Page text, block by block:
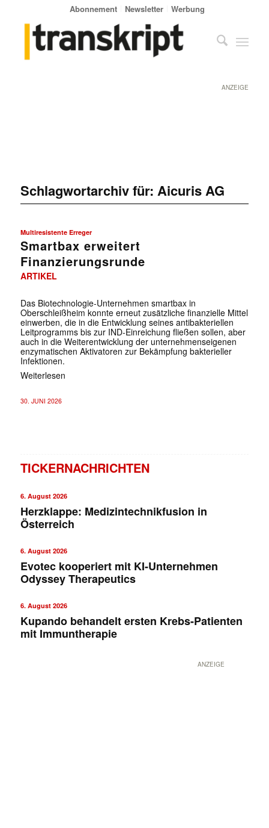
Abonnement Newsletter Werbung
ANZEIGE
Schlagwortarchiv für: Aicuris AG
Multiresistente Erreger
Smartbax erweitert
Finanzierungsrunde
ARTIKEL
Das Biotechnologie-Unternehmen smartbax in
Oberschleißheim konnte erneut zusätzliche finanzielle Mittel
einwerben, die in die Entwicklung seines antibakteriellen
Leitprogramms bis zur IND-Einreichung fließen sollen, aber
auch in die Weiterentwicklung der unternehmenseigenen
enzymatischen Aktivatoren zur Bekämpfung bakterieller
Infektionen.
Weiterlesen
30. JUNI 2026
TICKERNACHRICHTEN
6. August 2026
Herzklappe: Medizintechnikfusion in
Österreich
6. August 2026
Evotec kooperiert mit KI-Unternehmen
Odyssey Therapeutics
6. August 2026
Kupando behandelt ersten Krebs-Patienten
mit Immuntherapie
ANZEIGE